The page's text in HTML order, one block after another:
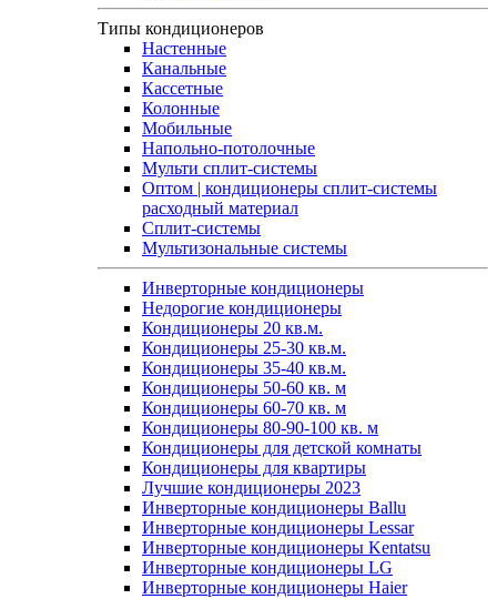
Типы кондиционеров
Настенные
Канальные
Кассетные
Колонные
Мобильные
Напольно-потолочные
Мульти сплит-системы
Оптом | кондиционеры сплит-системы
расходный материал
Сплит-системы
Мультизональные системы
Инверторные кондиционеры
Недорогие кондиционеры
Кондиционеры 20 кв.м.
Кондиционеры 25-30 кв.м.
Кондиционеры 35-40 кв.м.
Кондиционеры 50-60 кв. м
Кондиционеры 60-70 кв. м
Кондиционеры 80-90-100 кв. м
Кондиционеры для детской комнаты
Кондиционеры для квартиры
Лучшие кондиционеры 2023
Инверторные кондиционеры Ballu
Инверторные кондиционеры Lessar
Инверторные кондиционеры Kentatsu
Инверторные кондиционеры LG
Инверторные кондиционеры Haier